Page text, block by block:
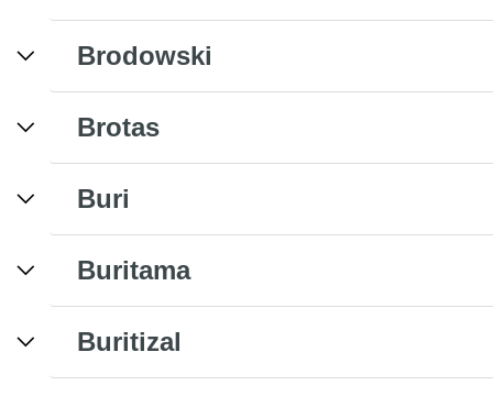
Brodowski
Brotas
Buri
Buritama
Buritizal